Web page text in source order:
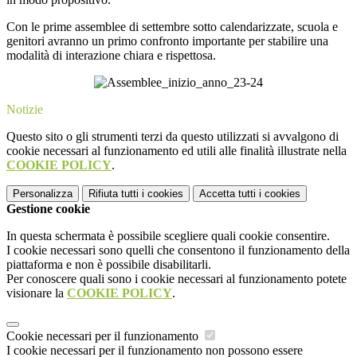
Con le prime assemblee di settembre sotto calendarizzate, scuola e
genitori avranno un primo confronto importante per stabilire una
modalità di interazione chiara e rispettosa.
Notizie
Questo sito o gli strumenti terzi da questo utilizzati si avvalgono di
cookie necessari al funzionamento ed utili alle finalità illustrate nella
COOKIE POLICY.
Personalizza Rifiuta tutti i cookies Accetta tutti i cookies
Gestione cookie
In questa schermata è possibile scegliere quali cookie consentire.
I cookie necessari sono quelli che consentono il funzionamento della
piattaforma e non è possibile disabilitarli.
Per conoscere quali sono i cookie necessari al funzionamento potete
visionare la COOKIE POLICY.
Cookie necessari per il funzionamento
I cookie necessari per il funzionamento non possono essere